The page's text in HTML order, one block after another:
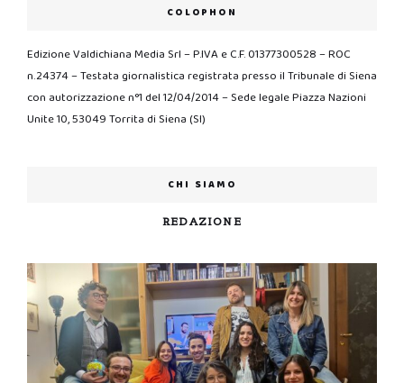
COLOPHON
Edizione Valdichiana Media Srl – P.IVA e C.F. 01377300528 – ROC
n.24374 – Testata giornalistica registrata presso il Tribunale di Siena
con autorizzazione n°1 del 12/04/2014 – Sede legale Piazza Nazioni
Unite 10, 53049 Torrita di Siena (SI)
CHI SIAMO
REDAZIONE